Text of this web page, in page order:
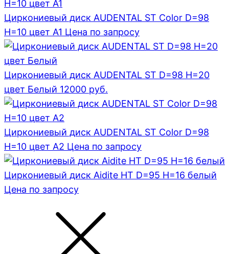
Циркониевый диск AUDENTAL ST Color D=98
H=10 цвет A1 Цена по запросу
Циркониевый диск AUDENTAL ST D=98 H=20
цвет Белый 12000 руб.
Циркониевый диск AUDENTAL ST Color D=98
H=10 цвет A2 Цена по запросу
Циркониевый диск Aidite HT D=95 H=16 белый
Цена по запросу